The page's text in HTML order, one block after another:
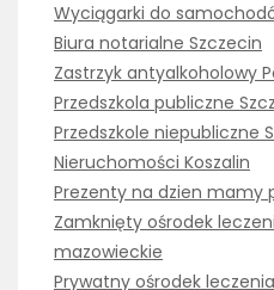
Wyciągarki do
Biura notarialne Szczecin
Zastrzyk antyalkoholowy
Przedszkola publiczne
Przedszkole niepubliczne
Nieruchomości Koszalin
Prezenty na dzien mamy
Zamknięty ośrodek
mazowieckie
Prywatny ośrodek